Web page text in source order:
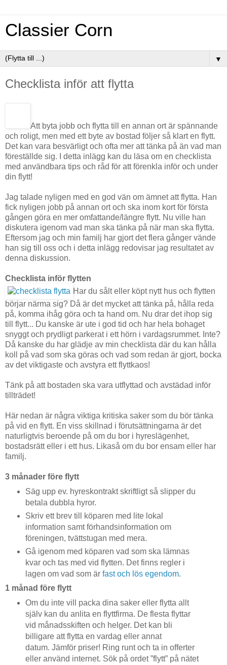
Classier Corn
▼
Checklista inför att flytta
Att byta jobb och flytta till en annan ort är spännande
och roligt, men med ett byte av bostad följer så klart en flytt.
Det kan vara besvärligt och ofta mer att tänka på än vad man
föreställde sig. I detta inlägg kan du läsa om en checklista
med användbara tips och råd för att förenkla inför och under
din flytt!
Jag talade nyligen med en god vän om ämnet att flytta. Han
fick nyligen jobb på annan ort och ska inom kort för första
gången göra en mer omfattande/längre flytt. Nu ville han
diskutera igenom vad man ska tänka på när man ska flytta.
Eftersom jag och min familj har gjort det flera gånger vände
han sig till oss och i detta inlägg redovisar jag resultatet av
denna diskussion.
Checklista inför flytten
Har du sålt eller köpt nytt hus och flytten
börjar närma sig? Då är det mycket att tänka på, hålla reda
på, komma ihåg göra och ta hand om. Nu drar det ihop sig
till flytt... Du kanske är ute i god tid och har hela bohaget
snyggt och prydligt parkerat i ett hörn i vardagsrummet. Inte?
Då kanske du har glädje av min checklista där du kan hålla
koll på vad som ska göras och vad som redan är gjort, bocka
av det viktigaste och avstyra ett flyttkaos!
Tänk på att bostaden ska vara utflyttad och avstädad inför
tillträdet!
Här nedan är några viktiga kritiska saker som du bör tänka
på vid en flytt. En viss skillnad i förutsättningarna är det
naturligtvis beroende på om du bor i hyreslägenhet,
bostadsrätt eller i ett hus. Likaså om du bor ensam eller har
familj.
3 månader före flytt
Säg upp ev. hyreskontrakt skriftligt så slipper du
betala dubbla hyror.
Skriv ett brev till köparen med lite lokal
information samt förhandsinformation om
föreningen, tvättstugan med mera.
Gå igenom med köparen vad som ska lämnas
kvar och tas med vid flytten. Det finns regler i
lagen om vad som är fast och lös egendom.
1 månad före flytt
Om du inte vill packa dina saker eller flytta allt
själv kan du anlita en flyttfirma. De flesta flyttar
vid månadsskiften och helger. Det kan bli
billigare att flytta en vardag eller annat
datum. Jämför priser! Ring runt och ta in offerter
eller använd internet. Sök på ordet ”flytt” på nätet